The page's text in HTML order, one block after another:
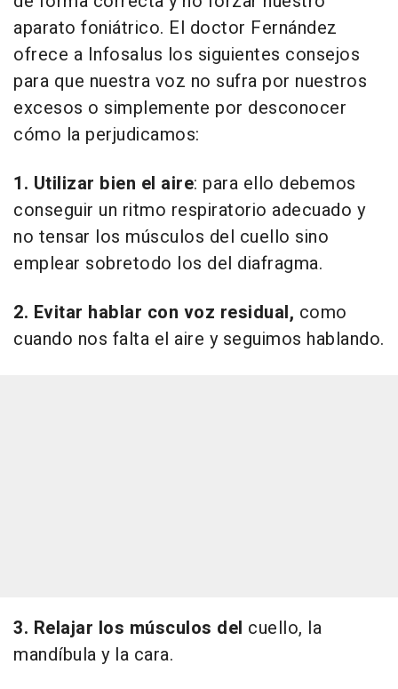
aparato foniátrico. El doctor Fernández
ofrece a Infosalus los siguientes consejos
para que nuestra voz no sufra por nuestros
excesos o simplemente por desconocer
cómo la perjudicamos:
1. Utilizar bien el aire: para ello debemos
conseguir un ritmo respiratorio adecuado y
no tensar los músculos del cuello sino
emplear sobretodo los del diafragma.
2. Evitar hablar con voz residual, como
cuando nos falta el aire y seguimos hablando.
3. Relajar los músculos del cuello, la
mandíbula y la cara.